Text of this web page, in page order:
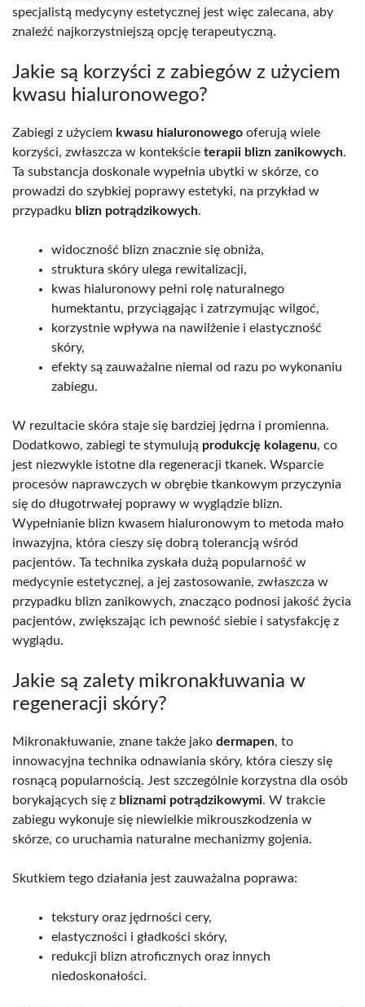
specjalistą medycyny estetycznej jest więc zalecana, aby
znaleźć najkorzystniejszą opcję terapeutyczną.
Jakie są korzyści z zabiegów z użyciem
kwasu hialuronowego?
Zabiegi z użyciem kwasu hialuronowego oferują wiele
korzyści, zwłaszcza w kontekście terapii blizn zanikowych.
Ta substancja doskonale wypełnia ubytki w skórze, co
prowadzi do szybkiej poprawy estetyki, na przykład w
przypadku blizn potrądzikowych.
widoczność blizn znacznie się obniża,
struktura skóry ulega rewitalizacji,
kwas hialuronowy pełni rolę naturalnego
humektantu, przyciągając i zatrzymując wilgoć,
korzystnie wpływa na nawilżenie i elastyczność
skóry,
efekty są zauważalne niemal od razu po wykonaniu
zabiegu.
W rezultacie skóra staje się bardziej jędrna i promienna.
Dodatkowo, zabiegi te stymulują produkcję kolagenu, co
jest niezwykle istotne dla regeneracji tkanek. Wsparcie
procesów naprawczych w obrębie tkankowym przyczynia
się do długotrwałej poprawy w wyglądzie blizn.
Wypełnianie blizn kwasem hialuronowym to metoda mało
inwazyjna, która cieszy się dobrą tolerancją wśród
pacjentów. Ta technika zyskała dużą popularność w
medycynie estetycznej, a jej zastosowanie, zwłaszcza w
przypadku blizn zanikowych, znacząco podnosi jakość życia
pacjentów, zwiększając ich pewność siebie i satysfakcję z
wyglądu.
Jakie są zalety mikronakłuwania w
regeneracji skóry?
Mikronakłuwanie, znane także jako dermapen, to
innowacyjna technika odnawiania skóry, która cieszy się
rosnącą popularnością. Jest szczególnie korzystna dla osób
borykających się z bliznami potrądzikowymi. W trakcie
zabiegu wykonuje się niewielkie mikrouszkodzenia w
skórze, co uruchamia naturalne mechanizmy gojenia.
Skutkiem tego działania jest zauważalna poprawa:
tekstury oraz jędrności cery,
elastyczności i gładkości skóry,
redukcji blizn atroficznych oraz innych
niedoskonałości.